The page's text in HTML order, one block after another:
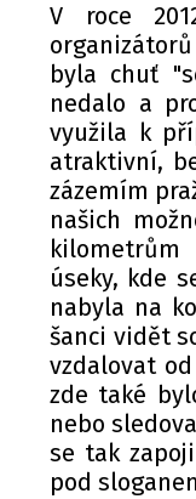
V roce
byla chuť
nedalo a
využila k
atraktivní,
zázemím
našich
kilometrům
úseky, kde
nabyla na
šanci vidět
vzdalovat
zde také
nebo
se tak
pod